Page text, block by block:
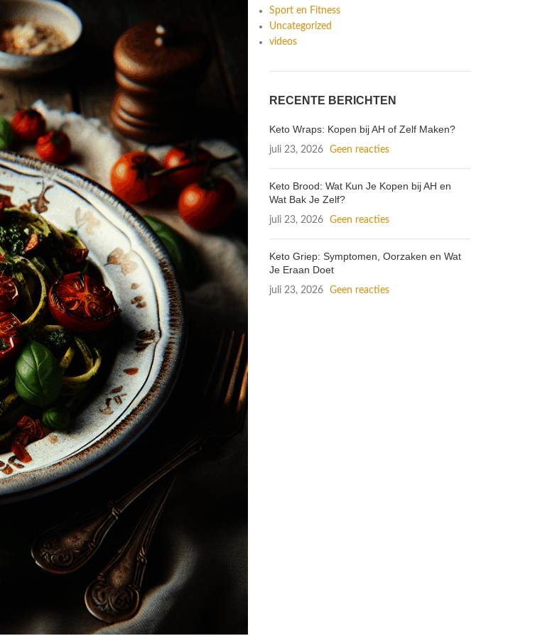
Sport en Fitness
Uncategorized
videos
RECENTE BERICHTEN
Keto Wraps: Kopen bij AH of Zelf Maken?
juli 23, 2026 Geen reacties
Keto Brood: Wat Kun Je Kopen bij AH en
Wat Bak Je Zelf?
juli 23, 2026 Geen reacties
Keto Griep: Symptomen, Oorzaken en Wat
Je Eraan Doet
juli 23, 2026 Geen reacties